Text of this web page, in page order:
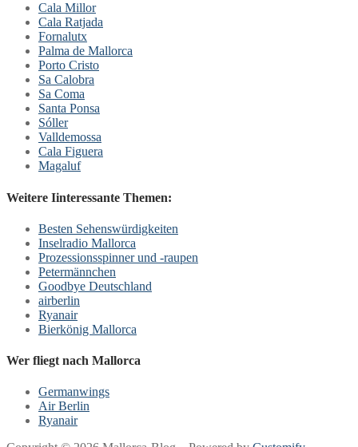
Cala Millor
Cala Ratjada
Fornalutx
Palma de Mallorca
Porto Cristo
Sa Calobra
Sa Coma
Santa Ponsa
Sóller
Valldemossa
Cala Figuera
Magaluf
Weitere Iinteressante Themen:
Besten Sehenswürdigkeiten
Inselradio Mallorca
Prozessionsspinner und -raupen
Petermännchen
Goodbye Deutschland
airberlin
Ryanair
Bierkönig Mallorca
Wer fliegt nach Mallorca
Germanwings
Air Berlin
Ryanair